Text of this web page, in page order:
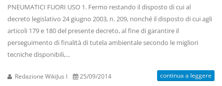
PNEUMATICI FUORI USO 1. Fermo restando il disposto di cui al
decreto legislativo 24 giugno 2003, n. 209, nonché il disposto di cui agli
articoli 179 e 180 del presente decreto, al fine di garantire il
perseguimento di finalità di tutela ambientale secondo le migliori
tecniche disponibili,...
Redazione WikiJus I 25/09/2014 continua a leggere